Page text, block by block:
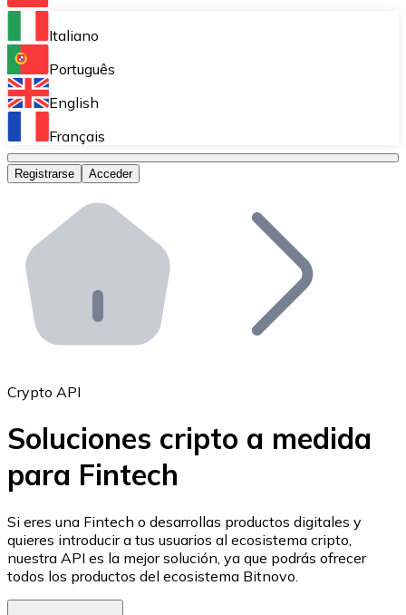
Bitnovo Ramp
Integra nuestra solución en tu plataforma.
Bitnovo Giftcards
Bitnovo OTC
Bitnovo ATM
Integra un ATM Bitnovo en tu negocio y permite que
Bitnovo API
Integra nuestra API en tu ecosistema.
Únete a nuestra red de distribuidores.
Añade tu proyecto a nuestro ecosistema.
Italiano
Português
English
Français
Registrarse Acceder
Crypto API
Soluciones cripto a medida
para Fintech
Si eres una Fintech o desarrollas productos digitales y
quieres introducir a tus usuarios al ecosistema cripto,
nuestra API es la mejor solución, ya que podrás ofrecer
todos los productos del ecosistema Bitnovo.